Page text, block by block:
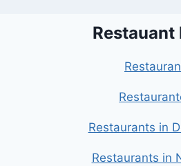
Restauant
Restaurants in
Restaurants in